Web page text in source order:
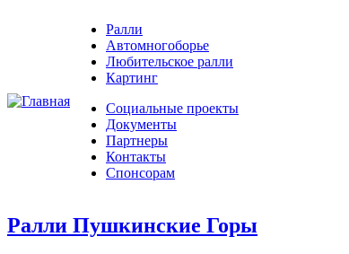
Ралли
Автомногоборье
Любительское ралли
Картинг
Социальные проекты
Документы
Партнеры
Контакты
Спонсорам
Ралли Пушкинские Горы